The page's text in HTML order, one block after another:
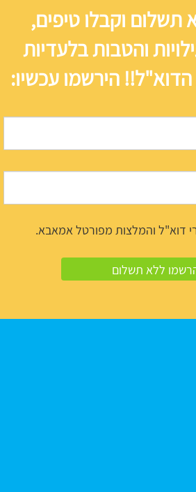
תשלום וקבלו טיפים,
והטבות בלעדיות
הירשמו עכשיו:
דוא"ל והמלצות מפורטל אמאבא.